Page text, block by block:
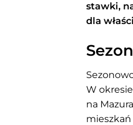
stawki,
dla
W
na